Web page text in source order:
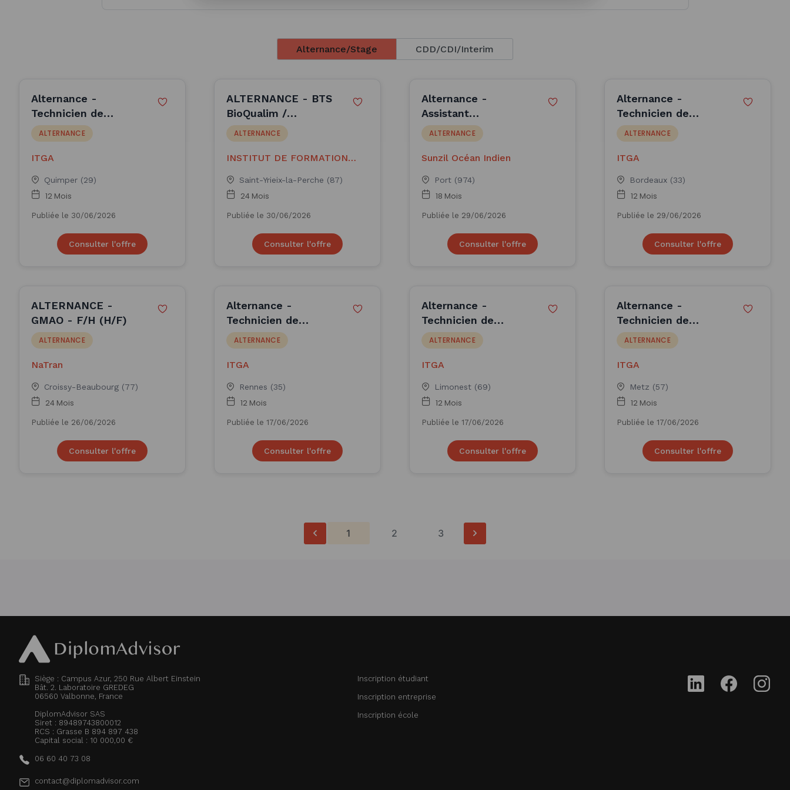
Alternance/Stage CDD/CDI/Interim
Alternance -
Technicien de
laboratoire F/H -
ITGA
ALTERNANCE
ITGA
Quimper (29)
12 Mois
Publiée le 30/06/2026
Consulter l'offre
ALTERNANCE - BTS
BioQualim /
Biscuiterie-pâtisserie
artisanale (H/F)
ALTERNANCE
INSTITUT DE FORMATION
Saint-Yrieix-la-Perche (87)
24 Mois
Publiée le 30/06/2026
Consulter l'offre
Alternance -
Assistant
Construction F/H -
Sunzil Océan Indien
ALTERNANCE
Sunzil Océan Indien
Port (974)
18 Mois
Publiée le 29/06/2026
Consulter l'offre
Alternance -
Technicien de
Laboratoire F/H -
ITGA
ALTERNANCE
ITGA
Bordeaux (33)
12 Mois
Publiée le 29/06/2026
Consulter l'offre
ALTERNANCE -
GMAO - F/H (H/F)
ALTERNANCE
NaTran
Croissy-Beaubourg (77)
24 Mois
Publiée le 26/06/2026
Consulter l'offre
Alternance -
Technicien de
laboratoire F/H -
ITGA
ALTERNANCE
ITGA
Rennes (35)
12 Mois
Publiée le 17/06/2026
Consulter l'offre
Alternance -
Technicien de
laboratoire F/H -
ITGA
ALTERNANCE
ITGA
Limonest (69)
12 Mois
Publiée le 17/06/2026
Consulter l'offre
Alternance -
Technicien de
laboratoire F/H -
ITGA
ALTERNANCE
ITGA
Metz (57)
12 Mois
Publiée le 17/06/2026
Consulter l'offre
1 2 3
Siège : Campus Azur, 250 Rue Albert Einstein
Bât. 2. Laboratoire GREDEG
06560 Valbonne, France
DiplomAdvisor SAS
Siret : 89489743800012
RCS : Grasse B 894 897 438
Capital social : 10 000,00 €
06 60 40 73 08
contact@diplomadvisor.com
Inscription étudiant
Inscription entreprise
Inscription école